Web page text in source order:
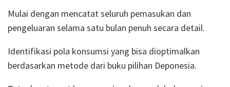
Mulai dengan mencatat seluruh pemasukan dan
pengeluaran selama satu bulan penuh secara detail.
Identifikasi pola konsumsi yang bisa dioptimalkan
berdasarkan metode dari buku pilihan Deponesia.